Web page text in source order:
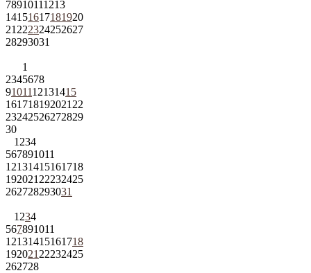
78910111213
14151617181920
21 222324252627
28293031
1
2345678
9101112131415
161718192021 22
23242526272829
30
1 234
567891011
12131415161718
192021 22232425
262728293031
1 234
567891011
12131415161718
192021 22232425
262728